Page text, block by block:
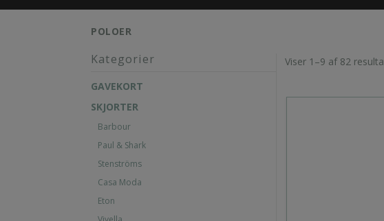
POLOER
Viser 1–9 af 82
Kategorier
GAVEKORT
SKJORTER
Barbour
Paul & Shark
Stenströms
Casa Moda
Eton